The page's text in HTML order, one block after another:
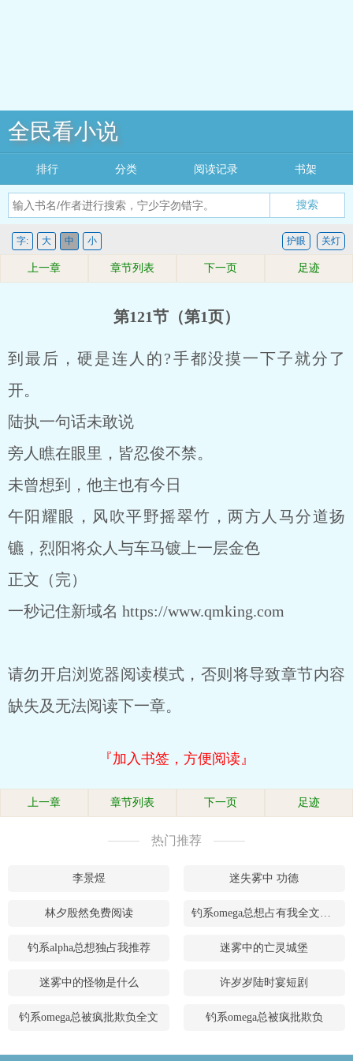
全民看小说
搜索
排行 分类 阅读记录 书架
字: 大 中 小 关灯
护眼
上一章 章节列表 下一页 足迹
第121节（第1页）
到最后，硬是连人的?手都没摸一下子就分了
开。
陆执一句话未敢说
旁人瞧在眼里，皆忍俊不禁。
未曾想到，他主也有今日
午阳耀眼，风吹平野摇翠竹，两方人马分道扬
镳，烈阳将众人与车马镀上一层金色
正文（完）
一秒记住新域名 https://www.qmking.com
请勿开启浏览器阅读模式，否则将导致章节内容
缺失及无法阅读下一章。
『加入书签，方便阅读』
上一章 章节列表 下一页 足迹
热门推荐
李景煜 迷失雾中 功德
林夕殷然免费阅读 钓系omega总想占有我全文免费阅读完整
钓系alpha总想独占我推荐 迷雾中的亡灵城堡
迷雾中的怪物是什么 许岁岁陆时宴短剧
钓系omega总被疯批欺负全文 钓系omega总被疯批欺负